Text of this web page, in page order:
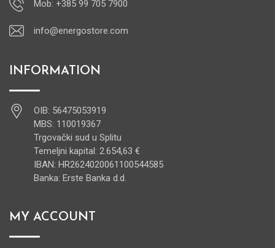
Mob: +385 99 705 7900
info@energostore.com
INFORMATION
OIB: 56475053919
MBS: 110019367
Trgovački sud u Splitu
Temeljni kapital: 2.654,63 €
IBAN: HR2624020061100544585
Banka: Erste Banka d.d.
MY ACCOUNT